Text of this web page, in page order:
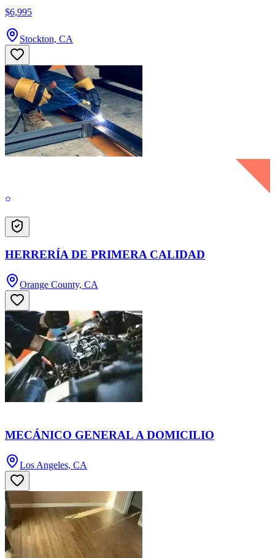
$6,995
Stockton, CA
HERRERÍA DE PRIMERA CALIDAD
Orange County, CA
MECÁNICO GENERAL A DOMICILIO
Los Angeles, CA